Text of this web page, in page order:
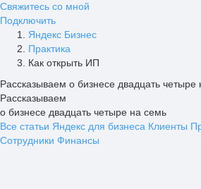
Свяжитесь со мной
Подключить
Яндекс Бизнес
Практика
Как открыть ИП
Рассказываем о бизнесе двадцать четыре
Рассказываем
о бизнесе двадцать четыре на семь
Все статьи Яндекс для бизнеса Клиенты
Сотрудники Финансы